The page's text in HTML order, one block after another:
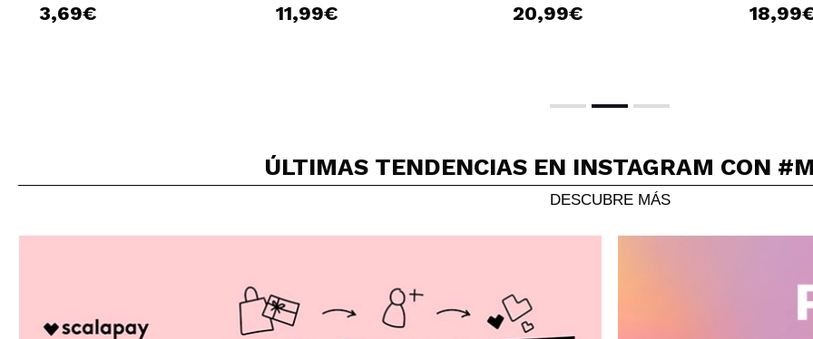
3,69€ 11,99€ 20,99€
ÚLTIMAS TENDENCIAS EN INSTAGRAM CON
DESCUBRE MÁS